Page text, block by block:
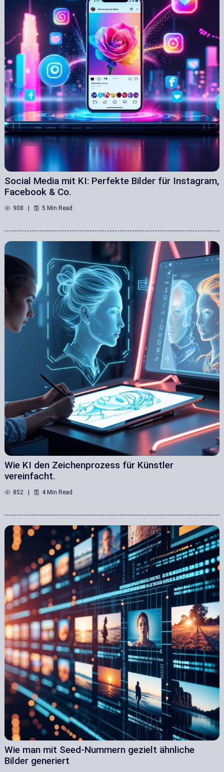
Social Media mit KI: Perfekte Bilder für Instagram,
Facebook & Co.
908 5 Min Read
Wie KI den Zeichenprozess für Künstler
vereinfacht.
852 4 Min Read
Wie man mit Seed-Nummern gezielt ähnliche
Bilder generiert